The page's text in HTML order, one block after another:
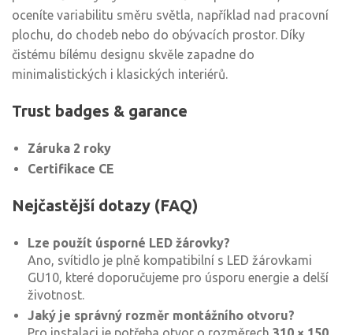
oceníte variabilitu směru světla, například nad pracovní
plochu, do chodeb nebo do obývacích prostor. Díky
čistému bílému designu skvěle zapadne do
minimalistických i klasických interiérů.
Trust badges & garance
Záruka 2 roky
Certifikace CE
Nejčastější dotazy (FAQ)
Lze použít úsporné LED žárovky?
Ano, svítidlo je plně kompatibilní s LED žárovkami
GU10, které doporučujeme pro úsporu energie a delší
životnost.
Jaký je správný rozměr montážního otvoru?